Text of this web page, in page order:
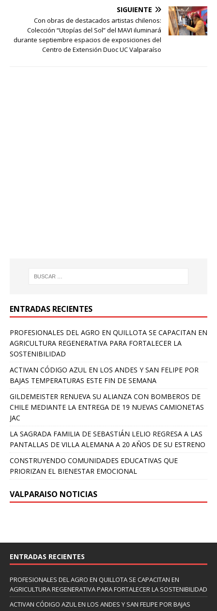
SIGUIENTE
Con obras de destacados artistas chilenos:
Colección “Utopías del Sol” del MAVI iluminará
durante septiembre espacios de exposiciones del
Centro de Extensión Duoc UC Valparaíso
ENTRADAS RECIENTES
PROFESIONALES DEL AGRO EN QUILLOTA SE CAPACITAN EN
AGRICULTURA REGENERATIVA PARA FORTALECER LA
SOSTENIBILIDAD
ACTIVAN CÓDIGO AZUL EN LOS ANDES Y SAN FELIPE POR
BAJAS TEMPERATURAS ESTE FIN DE SEMANA
GILDEMEISTER RENUEVA SU ALIANZA CON BOMBEROS DE
CHILE MEDIANTE LA ENTREGA DE 19 NUEVAS CAMIONETAS
JAC
LA SAGRADA FAMILIA DE SEBASTIÁN LELIO REGRESA A LAS
PANTALLAS DE VILLA ALEMANA A 20 AÑOS DE SU ESTRENO
CONSTRUYENDO COMUNIDADES EDUCATIVAS QUE
PRIORIZAN EL BIENESTAR EMOCIONAL
VALPARAISO NOTICIAS
ENTRADAS RECIENTES
PROFESIONALES DEL AGRO EN QUILLOTA SE CAPACITAN EN
AGRICULTURA REGENERATIVA PARA FORTALECER LA SOSTENIBILIDAD
ACTIVAN CÓDIGO AZUL EN LOS ANDES Y SAN FELIPE POR BAJAS